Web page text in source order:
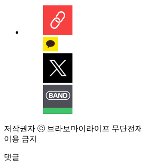
저작권자 ⓒ 브라보마이라이프 무단전
이용 금지
댓글